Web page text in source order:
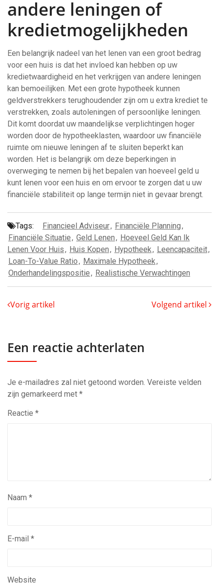
andere leningen of
kredietmogelijkheden
Een belangrijk nadeel van het lenen van een groot bedrag
voor een huis is dat het invloed kan hebben op uw
kredietwaardigheid en het verkrijgen van andere leningen
kan bemoeilijken. Met een grote hypotheek kunnen
geldverstrekkers terughoudender zijn om u extra krediet te
verstrekken, zoals autoleningen of persoonlijke leningen.
Dit komt doordat uw maandelijkse verplichtingen hoger
worden door de hypotheeklasten, waardoor uw financiële
ruimte om nieuwe leningen af te sluiten beperkt kan
worden. Het is belangrijk om deze beperkingen in
overweging te nemen bij het bepalen van hoeveel geld u
kunt lenen voor een huis en om ervoor te zorgen dat u uw
financiële stabiliteit op lange termijn niet in gevaar brengt.
Tags: Financieel Adviseur, Financiële Planning,
Financiële Situatie, Geld Lenen, Hoeveel Geld Kan Ik
Lenen Voor Huis, Huis Kopen, Hypotheek, Leencapaciteit,
Loan-To-Value Ratio, Maximale Hypotheek,
Onderhandelingspositie, Realistische Verwachtingen
Vorig artikel Volgend artikel
Een reactie achterlaten
Je e-mailadres zal niet getoond worden. Vereiste velden
zijn gemarkeerd met *
Reactie *
Naam *
E-mail *
Website